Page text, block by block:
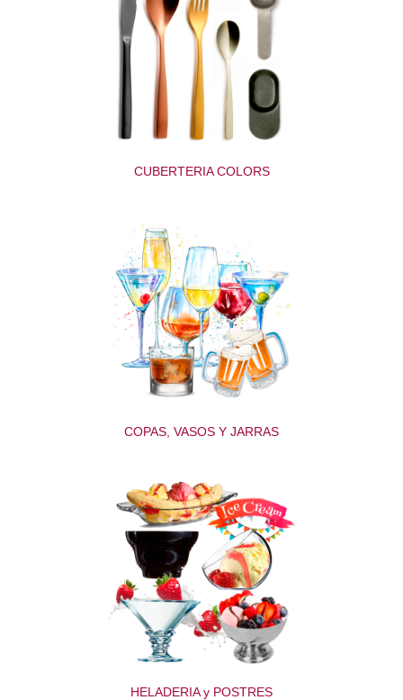
CUBERTERIA COLORS
COPAS, VASOS Y JARRAS
HELADERIA y POSTRES